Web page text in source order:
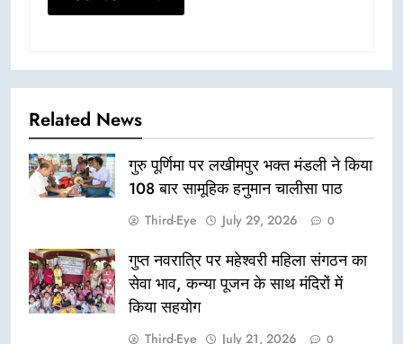
Related News
गुरु पूर्णिमा पर लखीमपुर भक्त मंडली ने किया
108 बार सामूहिक हनुमान चालीसा पाठ
Third-Eye July 29, 2026 0
गुप्त नवरात्रि पर महेश्वरी महिला संगठन का
सेवा भाव, कन्या पूजन के साथ मंदिरों में
किया सहयोग
Third-Eye July 21, 2026 0